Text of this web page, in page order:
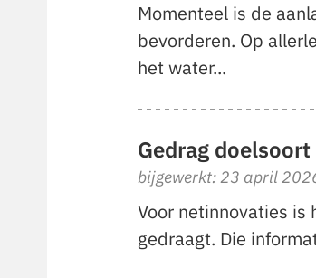
Momenteel is de
bevorderen. Op
het water...
Gedrag doelsoort
bijgewerkt: 23 april
Voor netinnovaties is
gedraagt. Die